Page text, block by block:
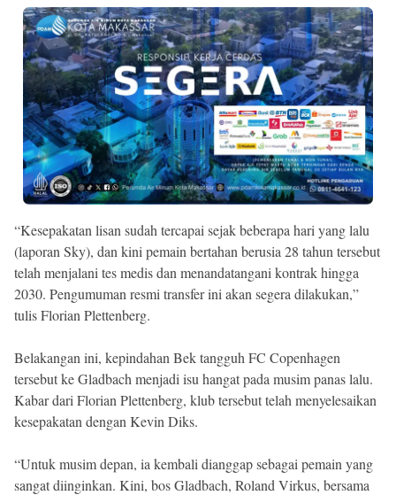
“Kesepakatan lisan sudah tercapai sejak beberapa hari yang lalu
(laporan Sky), dan kini pemain bertahan berusia 28 tahun tersebut
telah menjalani tes medis dan menandatangani kontrak hingga
2030. Pengumuman resmi transfer ini akan segera dilakukan,”
tulis Florian Plettenberg.
Belakangan ini, kepindahan Bek tangguh FC Copenhagen
tersebut ke Gladbach menjadi isu hangat pada musim panas lalu.
Kabar dari Florian Plettenberg, klub tersebut telah menyelesaikan
kesepakatan dengan Kevin Diks.
“Untuk musim depan, ia kembali dianggap sebagai pemain yang
sangat diinginkan. Kini, bos Gladbach, Roland Virkus, bersama